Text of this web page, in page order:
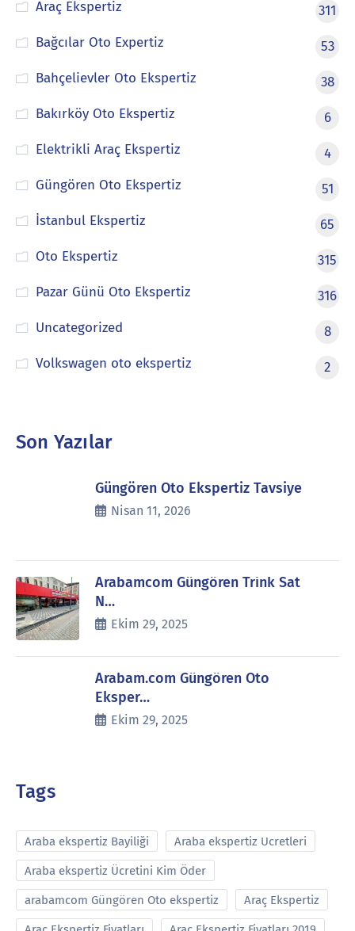
Araç Ekspertiz
311
Bağcılar Oto Expertiz
53
Bahçelievler Oto Ekspertiz
38
Bakırköy Oto Ekspertiz
6
Elektrikli Araç Ekspertiz
4
Güngören Oto Ekspertiz
51
İstanbul Ekspertiz
65
Oto Ekspertiz
315
Pazar Günü Oto Ekspertiz
316
Uncategorized
8
Volkswagen oto ekspertiz
2
Son Yazılar
Güngören Oto Ekspertiz Tavsiye
Nisan 11, 2026
Arabamcom Güngören Trink Sat
N…
Ekim 29, 2025
Arabam.com Güngören Oto
Eksper…
Ekim 29, 2025
Tags
Araba ekspertiz Bayiliği Araba ekspertiz Ucretleri
Araba ekspertiz Ücretini Kim Öder
arabamcom Güngören Oto ekspertiz Araç Ekspertiz